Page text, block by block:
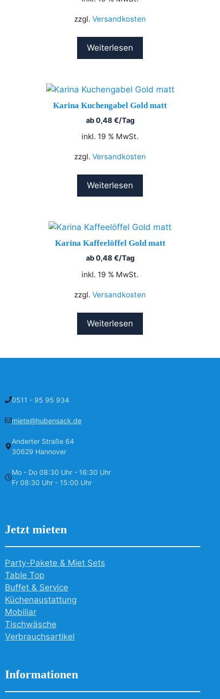
zzgl. Versandkosten
Weiterlesen
Karina Kuchengabel Gold matt
ab0,48 €/Tag
inkl. 19 % MwSt.
zzgl. Versandkosten
Weiterlesen
Karina Kaffeelöffel Gold matt
ab0,48 €/Tag
inkl. 19 % MwSt.
zzgl. Versandkosten
Weiterlesen
0511 - 95 95 934
miete@hubensack.de
Anderter Straße 64
30629 Hannover
Mo - Do 08:30 Uhr - 16:30 Uhr
Fr 08:30 Uhr - 15:00 Uhr
Jetzt mieten
Party-Pakete & Miet Sets
Table Top
Buffet & Service
Küchenaustattung
Mobiliar
Tischwäsche
Verbrauchsartikel
Informationen